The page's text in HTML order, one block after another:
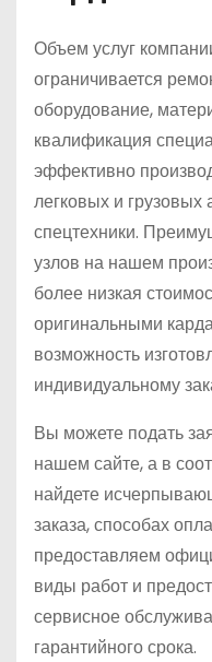
Объем услуг
ограничивается
оборудование,
квалификация
эффективно
легковых и грузовых
спецтехники.
узлов на нашем
более низкая
оригинальными
возможность
индивидуальному
Вы можете подать
нашем сайте, а в
найдете
заказа, способах
предоставляем
виды работ и
сервисное
гарантийного срока.